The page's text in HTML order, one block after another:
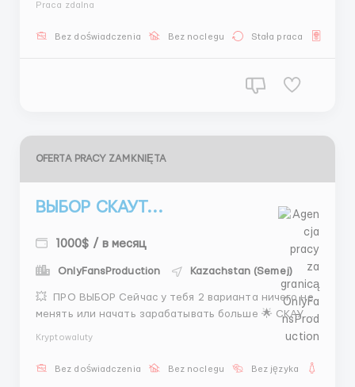
Предоставление всех рабочих материалов. •
Praca zdalna
Bez doświadczenia Bez noclegu Stała praca
OFERTA PRACY ZAMKNIĘTA
ВЫБОР СКАУТ...
1000$ / в месяц
OnlyFansProduction Kazachstan (Semej)
💥 ПРО ВЫБОР Сейчас у тебя 2 варианта ничего не
менять или начать зарабатывать больше 🌟 СКАУТ
2 субботы 👉 ВЫБОР ДЕЛАЕТСЯ ЗА 10 СЕКУНД 📲
Kryptowaluty
Bez doświadczenia Bez noclegu Bez języka